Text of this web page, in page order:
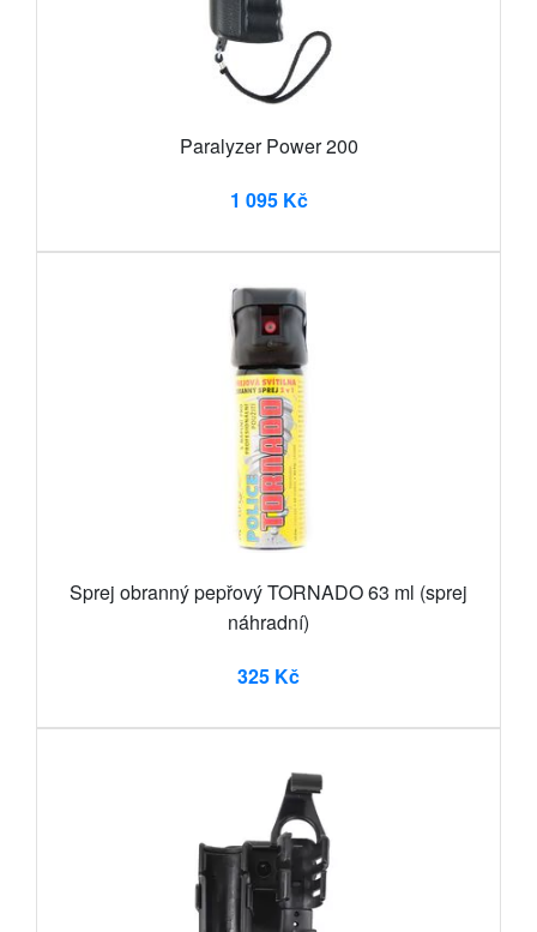
Paralyzer Power 200
1 095 Kč
Sprej obranný pepřový TORNADO 63 ml (sprej
náhradní)
325 Kč